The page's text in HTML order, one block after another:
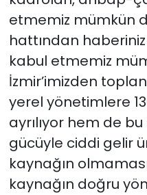
etmemiz mümkün
hattından
kabul etmemiz
İzmir’imizden
yerel yönetimlere
ayrılıyor hem de
gücüyle ciddi gelir
kaynağın
kaynağın doğru